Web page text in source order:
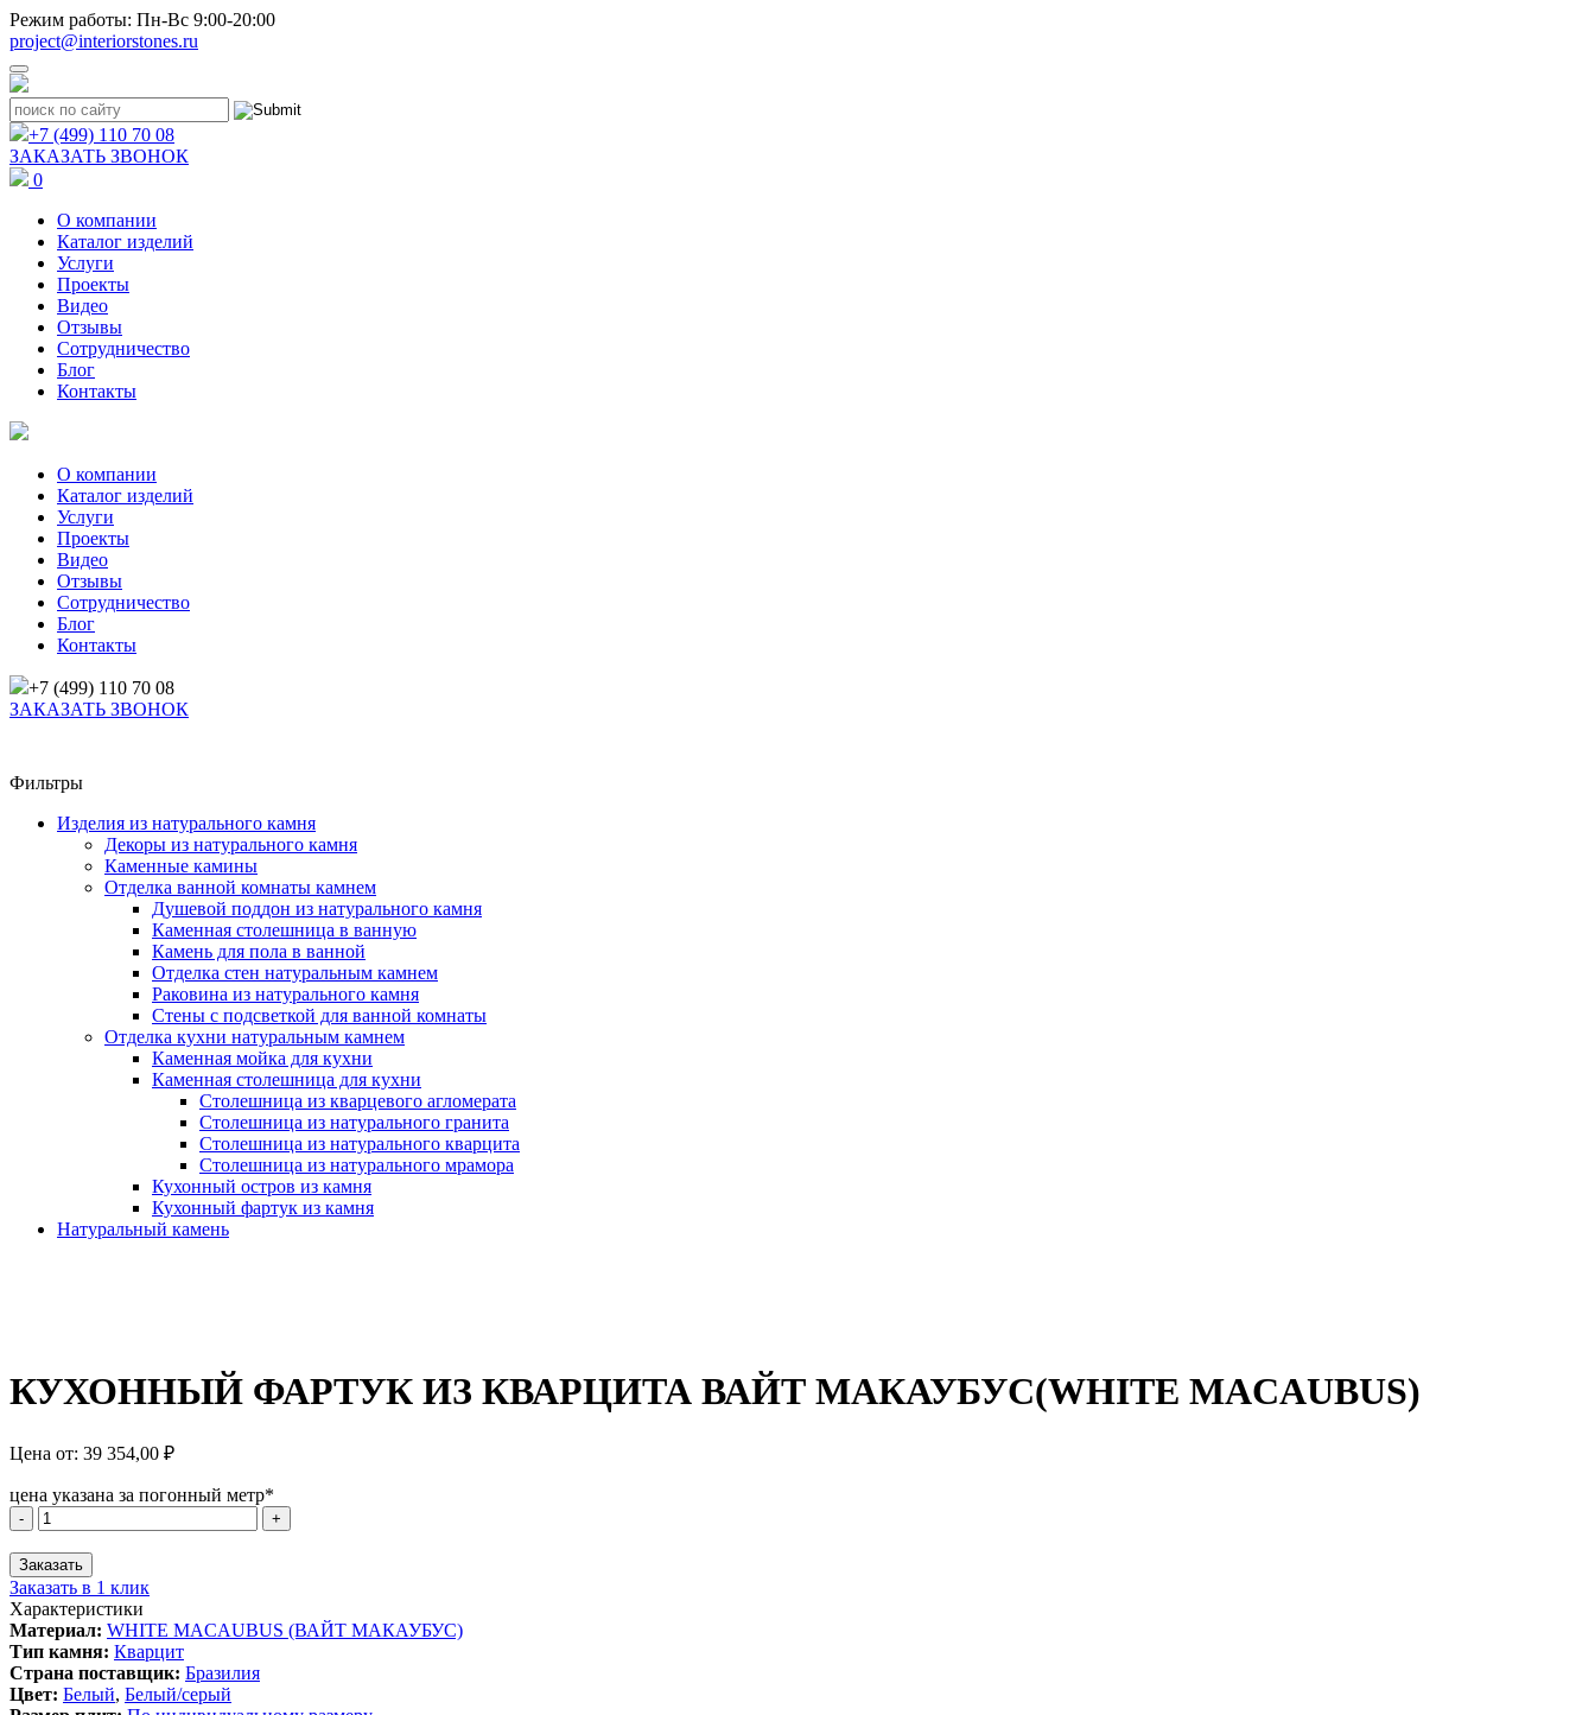
Режим работы: Пн-Вс 9:00-20:00
project@interiorstones.ru
+7 (499) 110 70 08
ЗАКАЗАТЬ ЗВОНОК
0
О компании
Каталог изделий
Услуги
Проекты
Видео
Отзывы
Сотрудничество
Блог
Контакты
О компании
Каталог изделий
Услуги
Проекты
Видео
Отзывы
Сотрудничество
Блог
Контакты
+7 (499) 110 70 08
ЗАКАЗАТЬ ЗВОНОК
Фильтры
Изделия из натурального камня
Декоры из натурального камня
Каменные камины
Отделка ванной комнаты камнем
Душевой поддон из натурального камня
Каменная столешница в ванную
Камень для пола в ванной
Отделка стен натуральным камнем
Раковина из натурального камня
Стены с подсветкой для ванной комнаты
Отделка кухни натуральным камнем
Каменная мойка для кухни
Каменная столешница для кухни
Столешница из кварцевого агломерата
Столешница из натурального гранита
Столешница из натурального кварцита
Столешница из натурального мрамора
Кухонный остров из камня
Кухонный фартук из камня
Натуральный камень
КУХОННЫЙ ФАРТУК ИЗ КВАРЦИТА ВАЙТ МАКАУБУС(WHITE MACAUBUS)
Цена от: 39 354,00 ₽
цена указана за погонный метр*
-
Количество
товара
КУХОННЫЙ
ФАРТУК
ИЗ
КВАРЦИТА
ВАЙТ
МАКАУБУС(WHITE
MACAUBUS)
+
Заказать
Заказать в 1 клик
Характеристики
Материал: WHITE MACAUBUS (ВАЙТ МАКАУБУС)
Тип камня: Кварцит
Страна поставщик: Бразилия
Цвет: Белый, Белый/серый